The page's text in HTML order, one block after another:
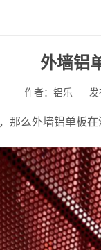
外墙铝
作者：铝乐 发
那么外墙铝单板